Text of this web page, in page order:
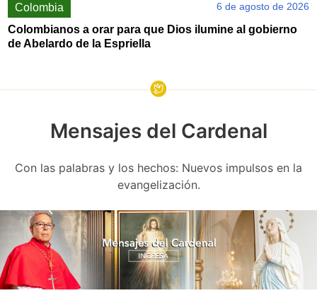
Colombia 6 de agosto de 2026
Colombianos a orar para que Dios ilumine al gobierno
de Abelardo de la Espriella
Mensajes del Cardenal
Con las palabras y los hechos: Nuevos impulsos en la
evangelización.